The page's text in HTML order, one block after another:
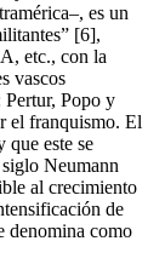
es un
[6],
etc., con la
vascos
Pertur, Popo y
el franquismo. El
este se
Neumann
al crecimiento
de
denomina como